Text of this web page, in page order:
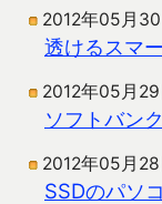
2012年05月
透けるスマ
2012年05月29
ソフトバン
2012年05月28
SSDのパソ